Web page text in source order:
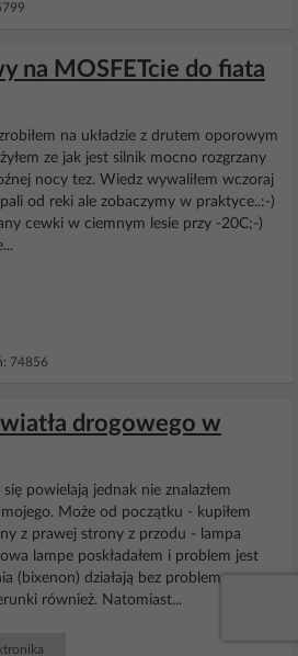
na MOSFETcie do fiata
na układzie z drutem oporowym
ze jak jest silnik mocno rozgrzany
nocy tez. Wiedz wywaliłem wczoraj
od reki ale zobaczymy w praktyce..:-)
cewki w ciemnym lesie przy -20C;-)
74856
drogowego w
powielają jednak nie znalazłem
Może od początku - kupiłem
z prawej strony z przodu - lampa
lampe poskładałem i problem jest
(bixenon) działają bez problemu,
również. Natomiast...